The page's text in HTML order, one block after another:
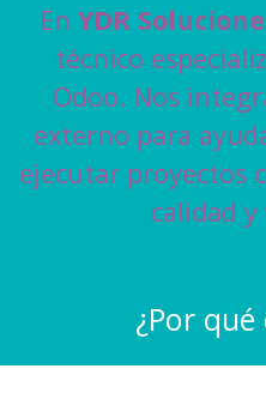
En YDR
técnico
Odoo. Nos
externo para
ejecutar proyectos
calidad
¿Por